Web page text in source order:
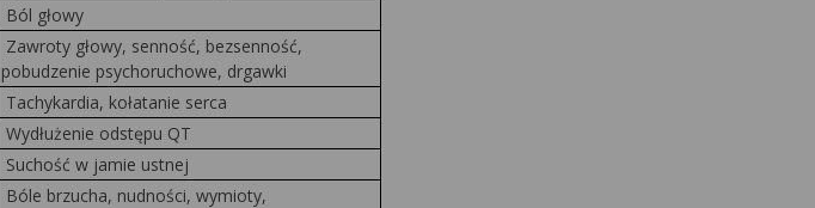
Ból głowy
Zawroty głowy, senność, bezsenność,
pobudzenie psychoruchowe, drgawki
Tachykardia, kołatanie serca
Wydłużenie odstępu QT
Suchość w jamie ustnej
Bóle brzucha, nudności, wymioty,